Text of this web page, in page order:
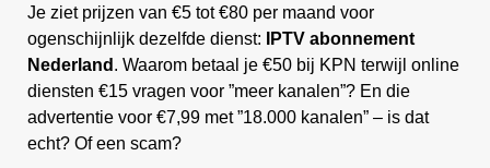
Je ziet prijzen van €5 tot €80 per maand voor
ogenschijnlijk dezelfde dienst:
IPTV abonnement
Nederland . Waarom betaal je €50 bij KPN terwijl online
diensten €15 vragen voor ”meer kanalen”? En die
advertentie voor €7,99 met ”18.000 kanalen” – is dat
echt? Of een scam?